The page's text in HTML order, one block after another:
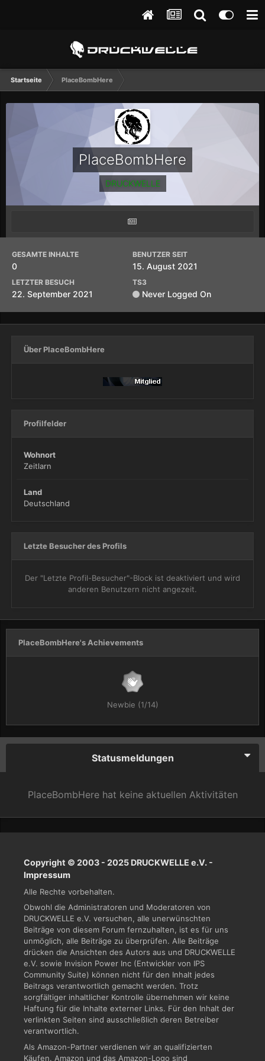
Startseite PlaceBombHere
PlaceBombHere
DRUCKWELLE
GESAMTE INHALTE
0
BENUTZER SEIT
15. August 2021
LETZTER BESUCH
22. September 2021
TS3
Never Logged On
Über PlaceBombHere
Profilfelder
Wohnort
Zeitlarn
Land
Deutschland
Letzte Besucher des Profils
Der "Letzte Profil-Besucher"-Block ist deaktiviert und wird
anderen Benutzern nicht angezeit.
PlaceBombHere's Achievements
Newbie (1/14)
Statusmeldungen
PlaceBombHere hat keine aktuellen Aktivitäten
Copyright © 2003 - 2025 DRUCKWELLE e.V. -
Impressum
Alle Rechte vorbehalten.
Obwohl die Administratoren und Moderatoren von
DRUCKWELLE e.V. versuchen, alle unerwünschten
Beiträge von diesem Forum fernzuhalten, ist es für uns
unmöglich, alle Beiträge zu überprüfen. Alle Beiträge
drücken die Ansichten des Autors aus und DRUCKWELLE
e.V. sowie Invision Power Inc (Entwickler von IPS
Community Suite) können nicht für den Inhalt jedes
Beitrags verantwortlich gemacht werden. Trotz
sorgfältiger inhaltlicher Kontrolle übernehmen wir keine
Haftung für die Inhalte externer Links. Für den Inhalt der
verlinkten Seiten sind ausschließlich deren Betreiber
verantwortlich.
Als Amazon-Partner verdienen wir an qualifizierten
Käufen. Amazon und das Amazon-Logo sind